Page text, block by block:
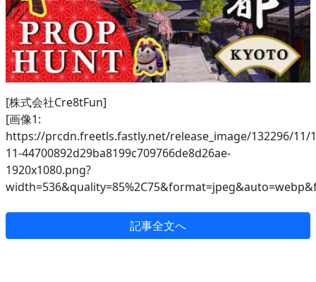
[株式会社Cre8tFun]
[画像1:
https://prcdn.freetls.fastly.net/release_image/132296/11/
11-44700892d29ba8199c709766de8d26ae-
1920x1080.png?
記事全文へ